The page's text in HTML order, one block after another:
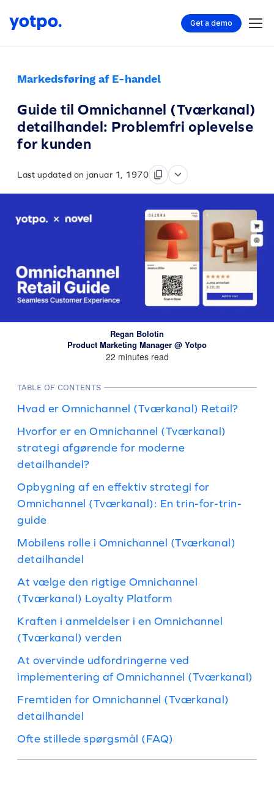
Get a demo
Markedsføring af E-handel
Guide til Omnichannel (Tværkanal)
detailhandel: Problemfri oplevelse
for kunden
Last updated on januar 1, 1970
Regan Bolotin
Product Marketing Manager @ Yotpo
22 minutes read
TABLE OF CONTENTS
Hvad er Omnichannel (Tværkanal) Retail?
Hvorfor er en Omnichannel (Tværkanal)
strategi afgørende for moderne
detailhandel?
Opbygning af en effektiv strategi for
Omnichannel (Tværkanal): En trin-for-trin-
guide
Mobilens rolle i Omnichannel (Tværkanal)
detailhandel
At vælge den rigtige Omnichannel
(Tværkanal) Loyalty Platform
Kraften i anmeldelser i en Omnichannel
(Tværkanal) verden
At overvinde udfordringerne ved
implementering af Omnichannel (Tværkanal)
Fremtiden for Omnichannel (Tværkanal)
detailhandel
Ofte stillede spørgsmål (FAQ)